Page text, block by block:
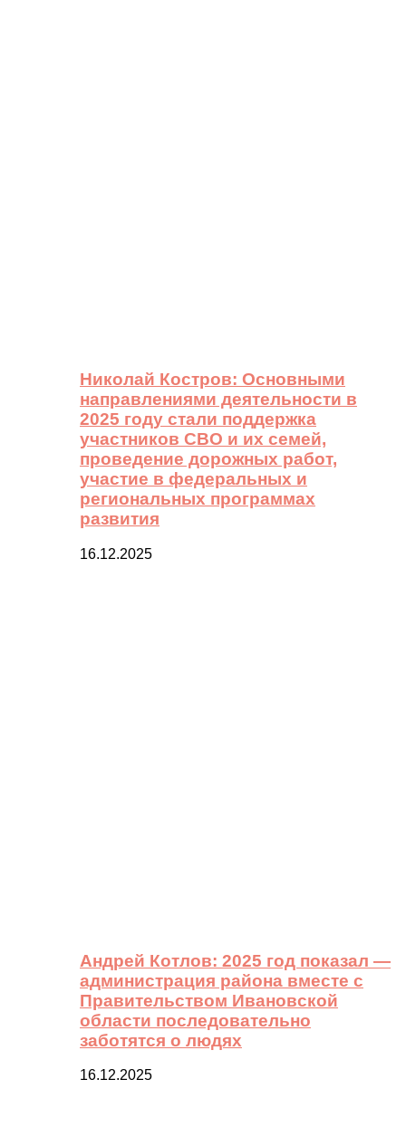
Николай Костров: Основными
направлениями деятельности в
2025 году стали поддержка
участников СВО и их семей,
проведение дорожных работ,
участие в федеральных и
региональных программах
развития
16.12.2025
Андрей Котлов: 2025 год показал —
администрация района вместе с
Правительством Ивановской
области последовательно
заботятся о людях
16.12.2025